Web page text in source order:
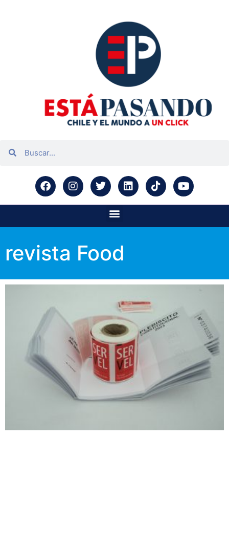
revista Food